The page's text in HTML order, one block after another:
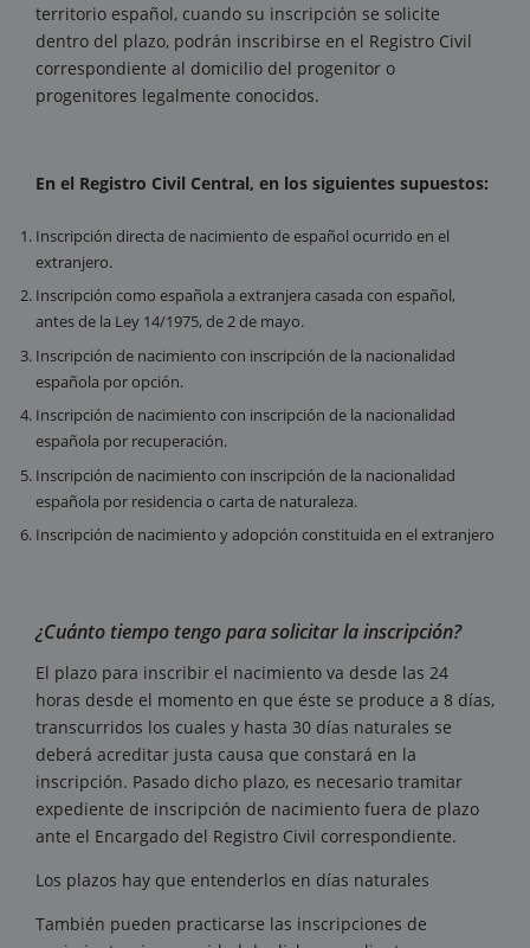
territorio español, cuando su inscripción se solicite
dentro del plazo, podrán inscribirse en el Registro Civil
correspondiente al domicilio del progenitor o
progenitores legalmente conocidos.
En el Registro Civil Central, en los siguientes supuestos:
Inscripción directa de nacimiento de español ocurrido en el
extranjero.
Inscripción como española a extranjera casada con español,
antes de la Ley 14/1975, de 2 de mayo.
Inscripción de nacimiento con inscripción de la nacionalidad
española por opción.
Inscripción de nacimiento con inscripción de la nacionalidad
española por recuperación.
Inscripción de nacimiento con inscripción de la nacionalidad
española por residencia o carta de naturaleza.
Inscripción de nacimiento y adopción constituida en el extranjero
¿Cuánto tiempo tengo para solicitar la inscripción?
El plazo para inscribir el nacimiento va desde las 24
horas desde el momento en que éste se produce a 8 días,
transcurridos los cuales y hasta 30 días naturales se
deberá acreditar justa causa que constará en la
inscripción. Pasado dicho plazo, es necesario tramitar
expediente de inscripción de nacimiento fuera de plazo
ante el Encargado del Registro Civil correspondiente.
Los plazos hay que entenderlos en días naturales
También pueden practicarse las inscripciones de